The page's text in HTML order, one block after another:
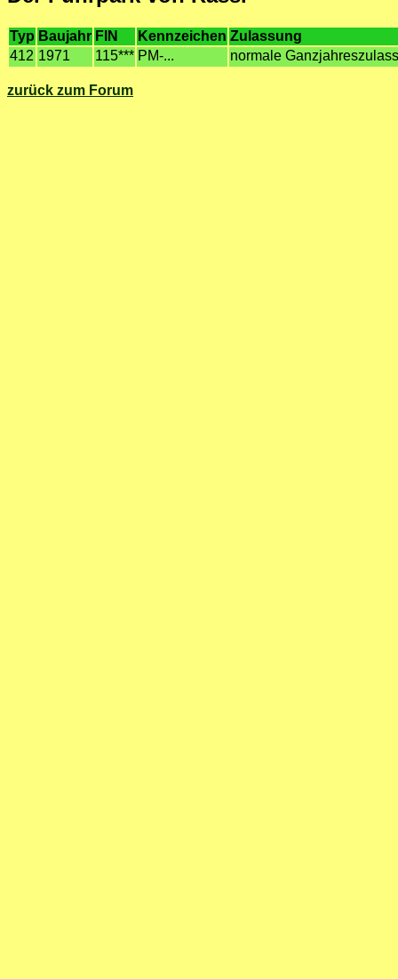
Typ Baujahr FIN Kennzeichen Zulassung
412 1971 115*** PM-... normale
zurück zum Forum